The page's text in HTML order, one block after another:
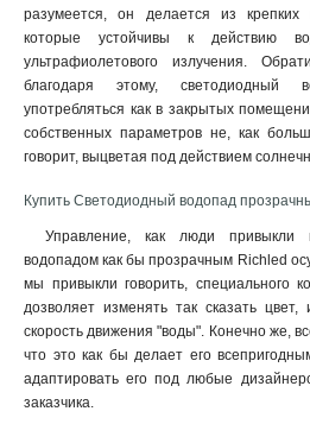
разумеется, он делается из
которые устойчивы к действию
ультрафиолетового излучения.
благодаря этому, светодиодный
употребляться как в закрытых
собственных параметров не, как
говорит, выцветая под действием
Купить Светодиодный водопад
Управление, как люди привыкли
водопадом как бы прозрачным Richled
мы привыкли говорить, специального
дозволяет изменять так сказать
скорость движения "воды". Конечно же,
что это как бы делает его
адаптировать его под любые
заказчика.